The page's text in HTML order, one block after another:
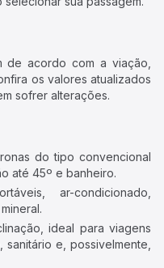
de acordo com a viação,
os valores atualizados
sofrer alterações.
do tipo convencional
até 45º e banheiro.
ar-condicionado,
ideal para viagens
e, possivelmente,